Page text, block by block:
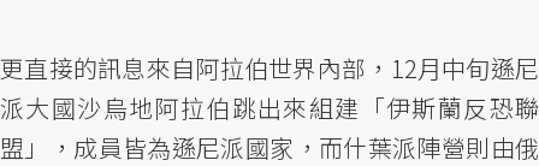
更直接的訊息來自阿拉伯世界內部，12月中旬遜尼
派大國沙烏地阿拉伯跳出來組建「伊斯蘭反恐聯
盟」，成員皆為遜尼派國家，而什葉派陣營則由俄